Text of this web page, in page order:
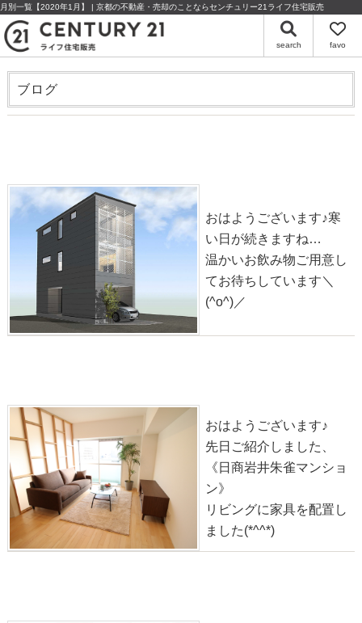
月別一覧【2020年1月】 | 京都の不動産・売却のことならセンチュリー21ライフ住宅販売
search favo
ブログ
おはようございます♪寒
い日が続きますね…
温かいお飲み物ご用意し
てお待ちしています＼
(^o^)／
おはようございます♪
先日ご紹介しました、
《日商岩井朱雀マンショ
ン》
リビングに家具を配置し
ました(*^^*)